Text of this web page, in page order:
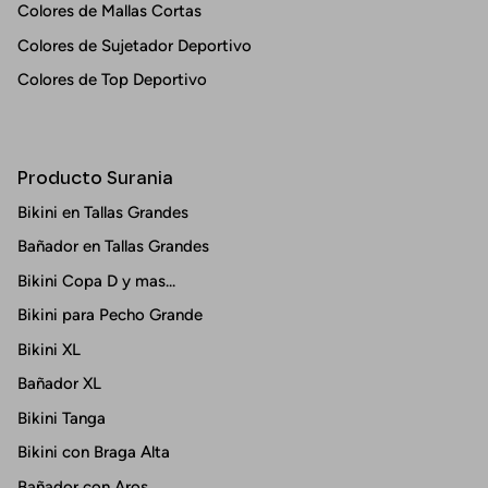
Colores de Mallas Cortas
Colores de Sujetador Deportivo
Colores de Top Deportivo
Producto Surania
Bikini en Tallas Grandes
Bañador en Tallas Grandes
Bikini Copa D y mas...
Bikini para Pecho Grande
Bikini XL
Bañador XL
Bikini Tanga
Bikini con Braga Alta